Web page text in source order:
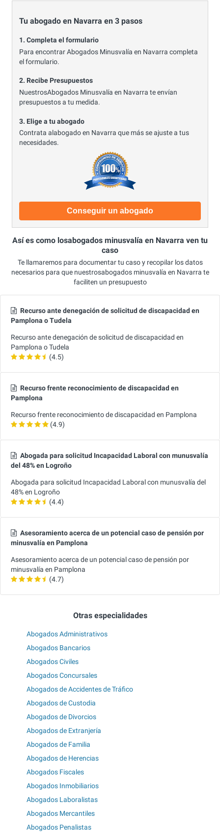
Tu abogado en Navarra en 3 pasos
1. Completa el formulario
Para encontrar Abogados Minusvalía en Navarra completa
el formulario.
2. Recibe Presupuestos
NuestrosAbogados Minusvalía en Navarra te envían
presupuestos a tu medida.
3. Elige a tu abogado
Contrata alabogado en Navarra que más se ajuste a tus
necesidades.
Conseguir un abogado
Así es como losabogados minusvalía en Navarra ven tu
caso
Te llamaremos para documentar tu caso y recopilar los datos
necesarios para que nuestrosabogados minusvalía en Navarra te
faciliten un presupuesto
Recurso ante denegación de solicitud de discapacidad en
Pamplona o Tudela
Recurso ante denegación de solicitud de discapacidad en
Pamplona o Tudela
(4.5)
Recurso frente reconocimiento de discapacidad en
Pamplona
Recurso frente reconocimiento de discapacidad en Pamplona
(4.9)
Abogada para solicitud Incapacidad Laboral con munusvalía
del 48% en Logroño
Abogada para solicitud Incapacidad Laboral con munusvalía del
48% en Logroño
(4.4)
Asesoramiento acerca de un potencial caso de pensión por
minusvalía en Pamplona
Asesoramiento acerca de un potencial caso de pensión por
minusvalía en Pamplona
(4.7)
Otras especialidades
Abogados Administrativos
Abogados Bancarios
Abogados Civiles
Abogados Concursales
Abogados de Accidentes de Tráfico
Abogados de Custodia
Abogados de Divorcios
Abogados de Extranjería
Abogados de Familia
Abogados de Herencias
Abogados Fiscales
Abogados Inmobiliarios
Abogados Laboralistas
Abogados Mercantiles
Abogados Penalistas